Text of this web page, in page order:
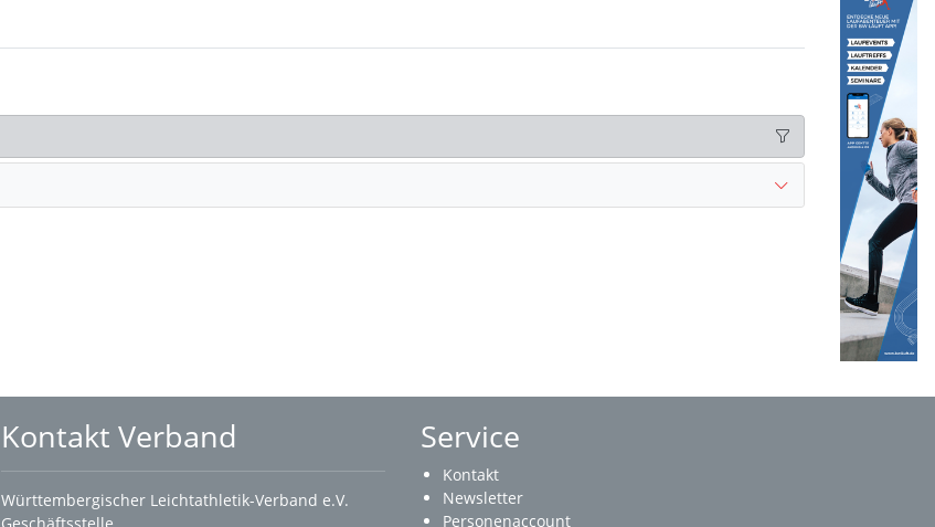
Kontakt Verband
Württembergischer Leichtathletik-Verband e.V.
Service
Kontakt
Newsletter
Personenaccount